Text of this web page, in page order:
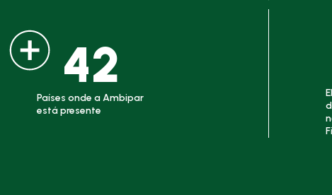
Países onde a Ambipar
está presente
42